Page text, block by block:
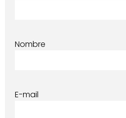
Nombre
E-mail